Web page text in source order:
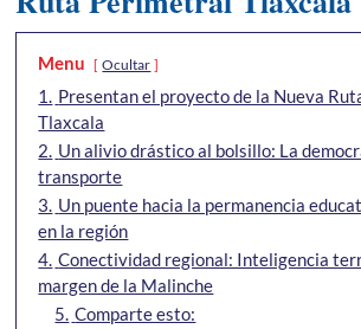
Menu Ocultar
1. Presentan el proyecto de la Nueva
Tlaxcala
2. Un alivio drástico al bolsillo: La
transporte
3. Un puente hacia la permanencia
en la región
4. Conectividad regional: Inteligencia
margen de la Malinche
5. Comparte esto: